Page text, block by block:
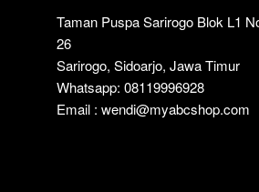
Taman Puspa Sarirogo Blok L1
26
Sarirogo, Sidoarjo, Jawa Timur
Whatsapp: 08119996928
Email : wendi@myabcshop.com